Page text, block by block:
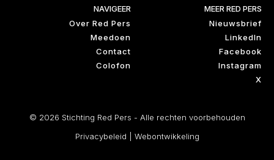
NAVIGEER
Over Red Pers
Meedoen
Contact
Colofon
MEER RED PERS
Nieuwsbrief
LinkedIn
Facebook
Instagram
X
© 2026 Stichting Red Pers - Alle rechten voorbehouden
Privacybeleid
Webontwikkeling